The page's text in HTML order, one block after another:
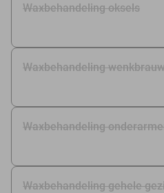
Waxbehandeling oksels
Waxbehandeling
Waxbehandeling
Waxbehandeling gehele